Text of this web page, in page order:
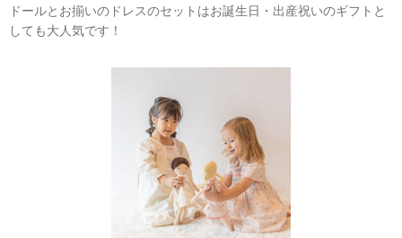
ドールとお揃いのドレスのセットはお誕生日・出産祝いのギフトと
しても大人気です！